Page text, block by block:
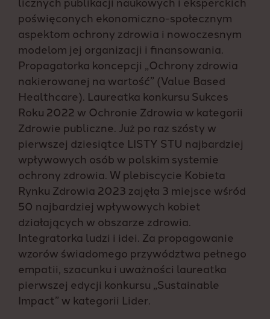
poświęconych ekonomiczno-społecznym
aspektom ochrony zdrowia i nowoczesnym
modelom jej organizacji i finansowania.
Propagatorka koncepcji „Ochrony zdrowia
nakierowanej na wartość” (Value Based
Healthcare). Laureatka konkursu Sukces
Roku 2022 w Ochronie Zdrowia w kategorii
Zdrowie publiczne. Już po raz szósty w
pierwszej dziesiątce LISTY STU najbardziej
wpływowych osób w polskim systemie
ochrony zdrowia. W plebiscycie Kobieta
Rynku Zdrowia 2023 zajęła 3 miejsce wśród
50 najbardziej wpływowych kobiet
działających w obszarze zdrowia.
Integratorka ludzi i idei. Za propagowanie
wzorów świadomego przywództwa pełnego
empatii, szacunku i uważności laureatka
pierwszej edycji konkursu „Sustainable
Impact” w kategorii Lider.